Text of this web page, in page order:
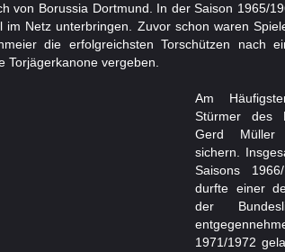
von Borussia Dortmund. In der Saison 1965/
im Netz unterbringen. Zuvor schon waren
die erfolgreichsten Torschützen nach
Torjägerkanone vergeben.
Am
Stürmer des
Gerd Müller
sichern.
Saisons
durfte einer
der
1971/1972